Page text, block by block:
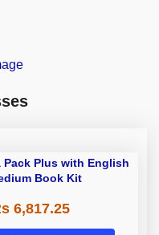
Pack Plus with English
Book Kit
6,817.25